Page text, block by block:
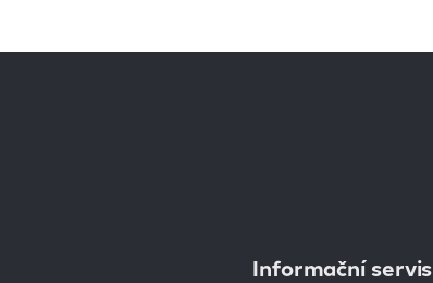
Informační servis